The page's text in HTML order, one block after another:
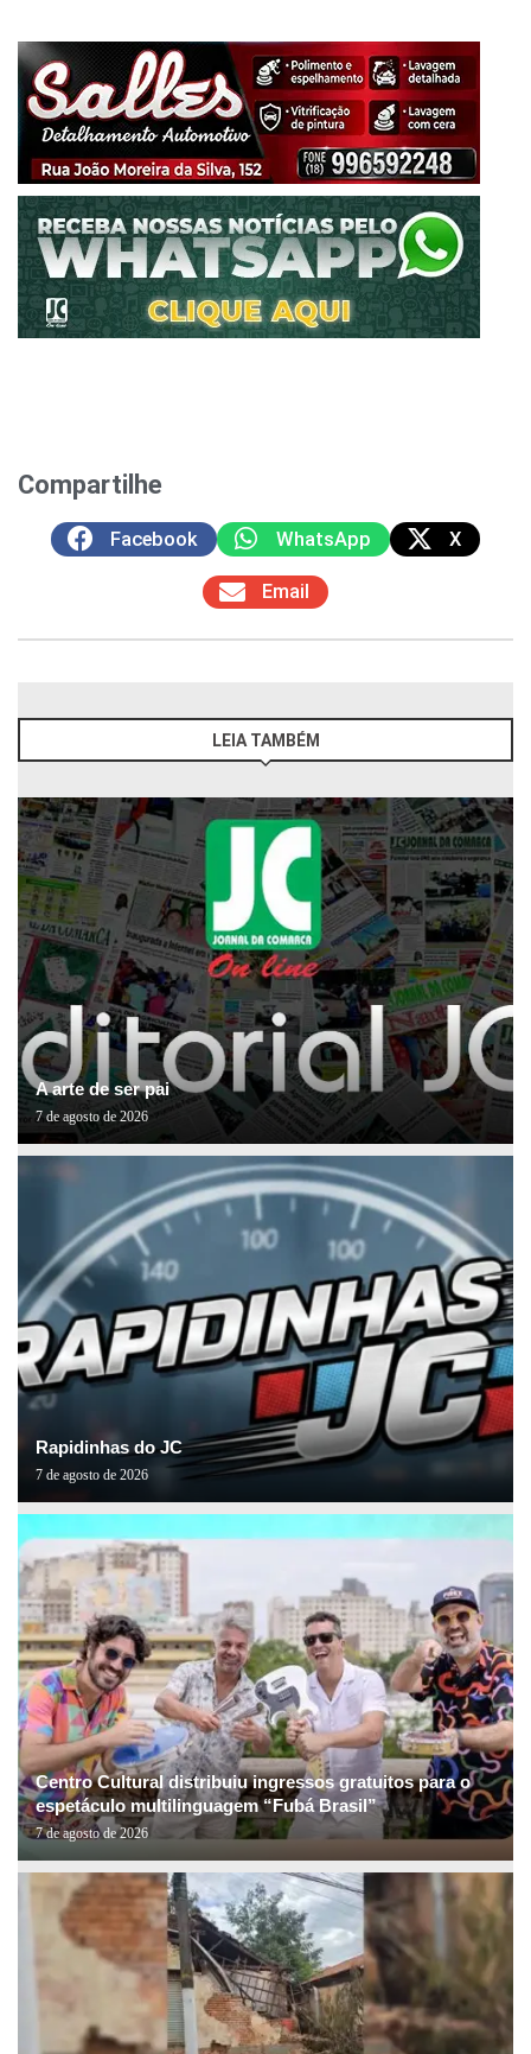
Compartilhe
Facebook WhatsApp X
Email
LEIA TAMBÉM
A arte de ser pai
7 de agosto de 2026
Rapidinhas do JC
7 de agosto de 2026
Centro Cultural distribuiu ingressos gratuitos para o
espetáculo multilinguagem “Fubá Brasil”
7 de agosto de 2026